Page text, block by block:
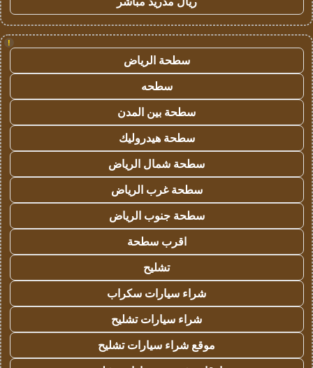
!
سطحة الرياض
سطحه
سطحة بين المدن
سطحة هيدروليك
سطحة شمال الرياض
سطحة غرب الرياض
سطحة جنوب الرياض
اقرب سطحة
تشليح
شراء سيارات سكراب
شراء سيارات تشليح
موقع شراء سيارات تشليح